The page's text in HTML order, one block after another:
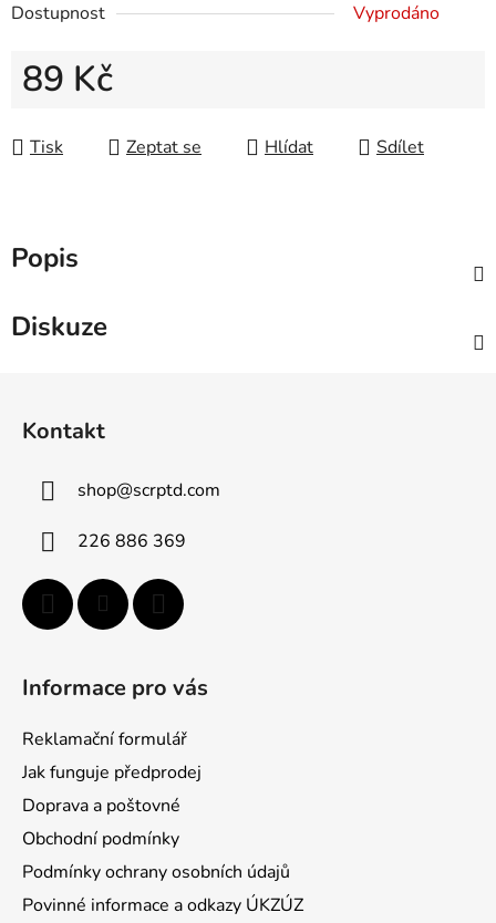
Dostupnost
Vyprodáno
89 Kč
Tisk
Zeptat se Hlídat Sdílet
Popis
Diskuze
Kontakt
shop@scrptd.com
226 886 369
Informace pro vás
Reklamační formulář
Jak funguje předprodej
Doprava a poštovné
Obchodní podmínky
Podmínky ochrany osobních údajů
Povinné informace a odkazy ÚKZÚZ